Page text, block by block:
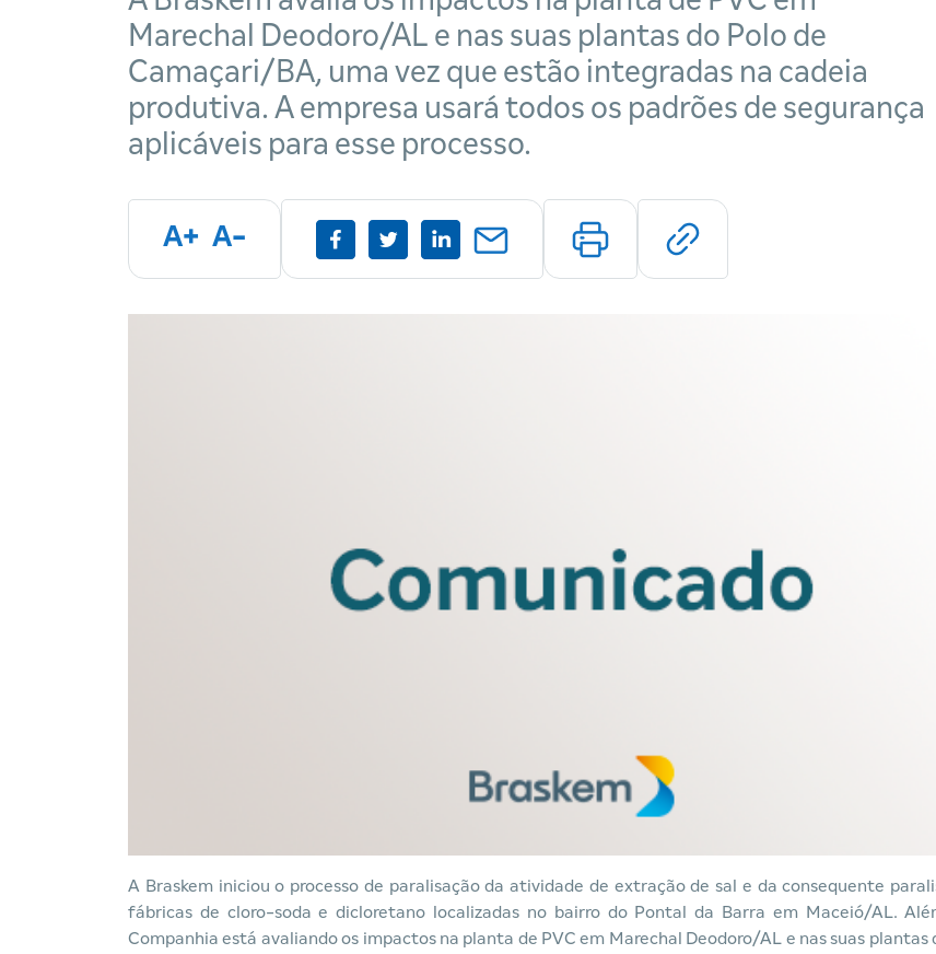
Marechal Deodoro/AL e nas suas plantas do Polo de
Camaçari/BA, uma vez que estão integradas na cadeia
produtiva. A empresa usará todos os padrões de segurança
aplicáveis para esse processo.
A+ A-
A Braskem iniciou o processo de paralisação da atividade de extração de sal e da consequente
fábricas de cloro-soda e dicloretano localizadas no bairro do Pontal da Barra em Maceió/AL.
Companhia está avaliando os impactos na planta de PVC em Marechal Deodoro/AL e nas suas plantas